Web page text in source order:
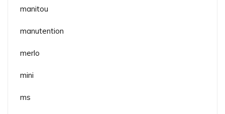
manitou
manutention
merlo
mini
ms